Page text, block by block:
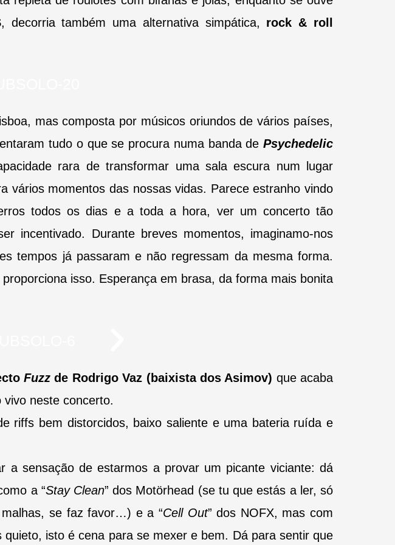
, decorria também uma alternativa simpática, rock & roll
mas composta por músicos oriundos de vários países,
tudo o que se procura numa banda de Psychedelic
rara de transformar uma sala escura num lugar
vários momentos das nossas vidas. Parece estranho vindo
todos os dias e a toda a hora, ver um concerto tão
incentivado. Durante breves momentos, imaginamo-nos
tempos já passaram e não regressam da mesma forma.
isso. Esperança em brasa, da forma mais bonita
Fuzzde Rodrigo Vaz (baixista dos Asimov) que acaba
vivo neste concerto.
riffs bem distorcidos, baixo saliente e uma bateria ruída e
a sensação de estarmos a provar um picante viciante: dá
a “Stay Clean” dos Motörhead (se tu que estás a ler, só
malhas, se faz favor…) e a “Cell Out” dos NOFX, mas com
isto é cena para se mexer e bem. Dá para sentir que